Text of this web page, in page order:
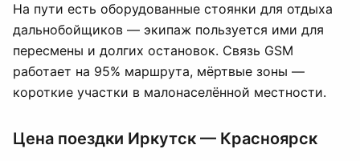
На пути есть оборудованные стоянки для отдыха
дальнобойщиков — экипаж пользуется ими для
пересмены и долгих остановок. Связь GSM
работает на 95% маршрута, мёртвые зоны —
короткие участки в малонаселённой местности.
Цена поездки Иркутск — Красноярск